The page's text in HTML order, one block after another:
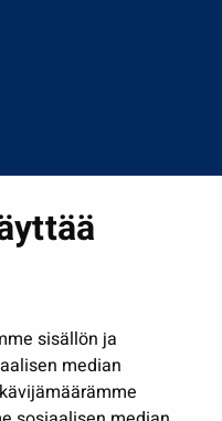
sisällön ja
median